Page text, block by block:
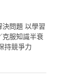
決問題 以學習
克服知識半衰
持競爭力